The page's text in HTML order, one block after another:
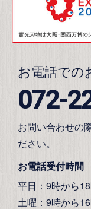
お電話での
072-
お問い合わせの
ださい。
お電話受付時間
平日：9時から
土曜：9時から